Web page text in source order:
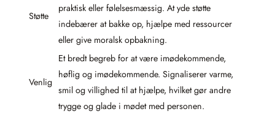
Støtte
praktisk eller følelsesmæssig. At yde støtte
indebærer at bakke op, hjælpe med ressourcer
eller give moralsk opbakning.
Venlig
Et bredt begreb for at være imødekommende,
høflig og imødekommende. Signaliserer varme,
smil og villighed til at hjælpe, hvilket gør andre
trygge og glade i mødet med personen.